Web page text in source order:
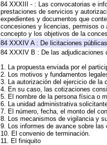
84 XXXIII - : Las convocatorias e
prestaciones de servicios y
expedientes y documentos que
concesiones y licencias, permisos o
concepto y los objetivos de la
84 XXXIV A : De licitaciones
84 XXXIV B : De las adjudicaciones
1. La propuesta enviada por el
2. Los motivos y fundamentos
3. La autorización del ejercicio de la
4. En su caso, las cotizaciones
5. El nombre de la persona física o
6. La unidad administrativa
7. El número, fecha, el monto del
8. Los mecanismos de vigilancia y
9. Los informes de avance sobre
10. El convenio de terminación.
11. El finiquito